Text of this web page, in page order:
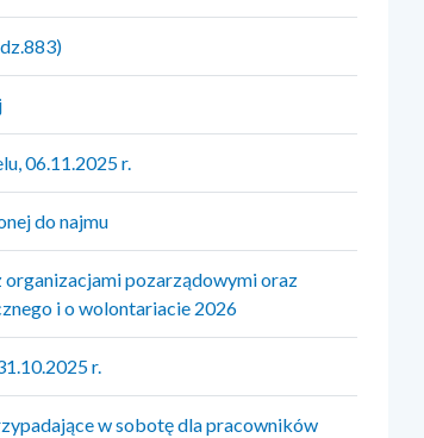
06.11.2025 r.
do najmu
pozarządowymi oraz
i o wolontariacie 2026
r.
w sobotę dla pracowników